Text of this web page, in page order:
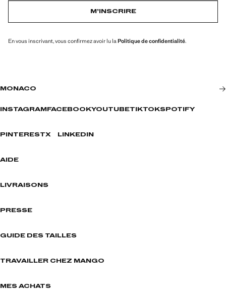
M’INSCRIRE
En vous inscrivant, vous confirmez avoir lu la Politique de confidentialité.
MONACO
INSTAGRAM FACEBOOKYOUTUBETIKTOKSPOTIFY
PINTERESTX LINKEDIN
AIDE
LIVRAISONS
PRESSE
GUIDE DES TAILLES
TRAVAILLER CHEZ MANGO
MES ACHATS